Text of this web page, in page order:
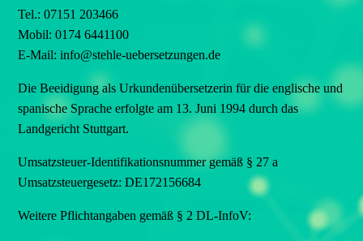
Tel.: 07151 203466
Mobil: 0174 6441100
E-Mail: info@stehle-uebersetzungen.de
Die Beeidigung als Urkundenübersetzerin für die englische und
spanische Sprache erfolgte am 13. Juni 1994 durch das
Landgericht Stuttgart.
Umsatzsteuer-Identifikationsnummer gemäß § 27 a
Umsatzsteuergesetz: DE172156684
Weitere Pflichtangaben gemäß § 2 DL-InfoV: